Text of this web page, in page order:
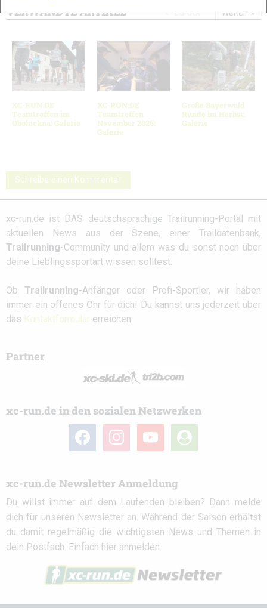
VERWANDTE ARTIKEL
XC-RUN.DE
Teamtreffen im
Öboluckna: Galerie
XC-RUN.DE
Teamtreffen
November 2025:
Galerie
Große Bayerwald
Runde im Herbst:
Galerie
Zurück Weiter
Schreibe einen Kommentar
xc-run.de ist DAS deutschsprachige Trailrunning-Portal mit
aktuellen News aus der Szene, einer Traildatenbank,
Trailrunning-Community und allem was du sonst noch über
deine Lieblingssportart wissen solltest.
Ob Trailrunning-Anfänger oder Profi-Sportler, wir haben
immer ein offenes Ohr für dich! Du kannst uns jederzeit über
das Kontaktformular erreichen.
Partner
xc-run.de in den sozialen Netzwerken
facebook instagramyoutube
user-
circle
xc-run.de Newsletter Anmeldung
Du willst immer auf dem Laufenden bleiben? Dann melde
dich für unseren Newsletter an. Während der Saison erhältst
du damit regelmäßig die wichtigsten News und Themen in
dein Postfach. Einfach hier anmelden: